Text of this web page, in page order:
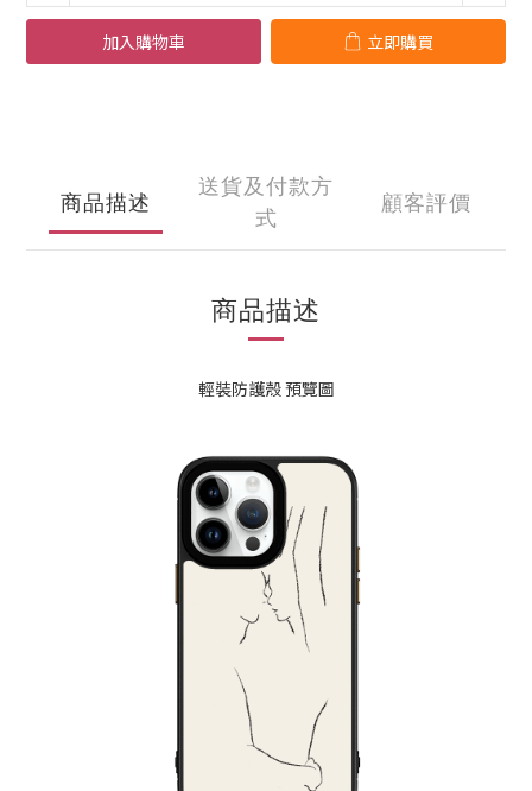
加入購物車 立即購買
商品描述
送貨及付款方
式
顧客評價
商品描述
輕裝防護殼 預覽圖